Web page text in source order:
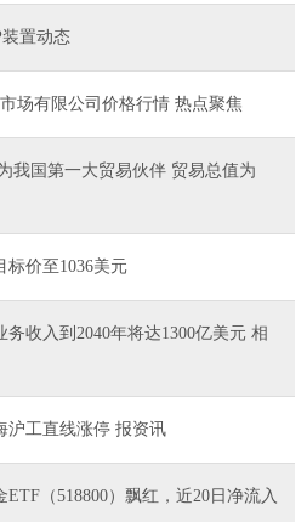
置动态
场有限公司价格行情 热点聚焦
我国第一大贸易伙伴 贸易总值为
标价至1036美元
收入到2040年将达1300亿美元 相
沪工直线涨停 报资讯
（518800）飘红，近20日净流入